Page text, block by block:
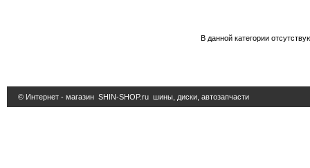
В данной категории
© Интернет - магазин SHIN-SHOP.ru шины, диски, автозапчасти